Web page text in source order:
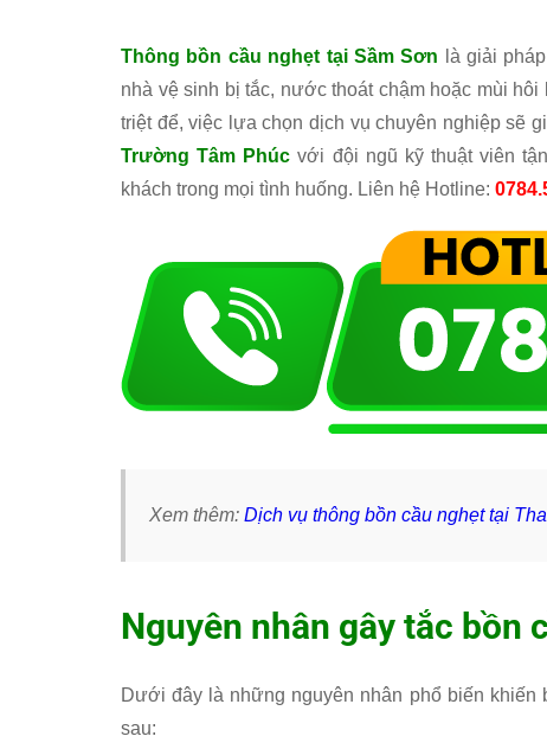
Thông bồn cầu nghẹt tại Sầm Sơn là giải
nhà vệ sinh bị tắc, nước thoát chậm hoặc mùi
triệt để, việc lựa chọn dịch vụ chuyên nghiệp sẽ
Trường Tâm Phúc với đội ngũ kỹ thuật viên
khách trong mọi tình huống. Liên hệ Hotline:
Xem thêm: Dịch vụ thông bồn cầu nghẹt tại
Nguyên nhân gây tắc bồn
Dưới đây là những nguyên nhân phổ biến
sau: